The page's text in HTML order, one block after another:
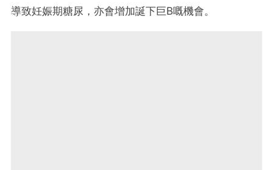
導致妊娠期糖尿，亦會增加誕下巨B嘅機會。